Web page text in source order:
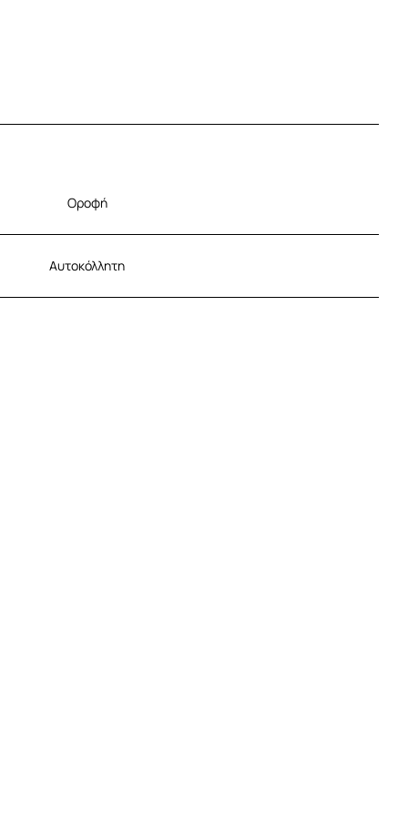
Οροφή
Αυτοκόλλητη